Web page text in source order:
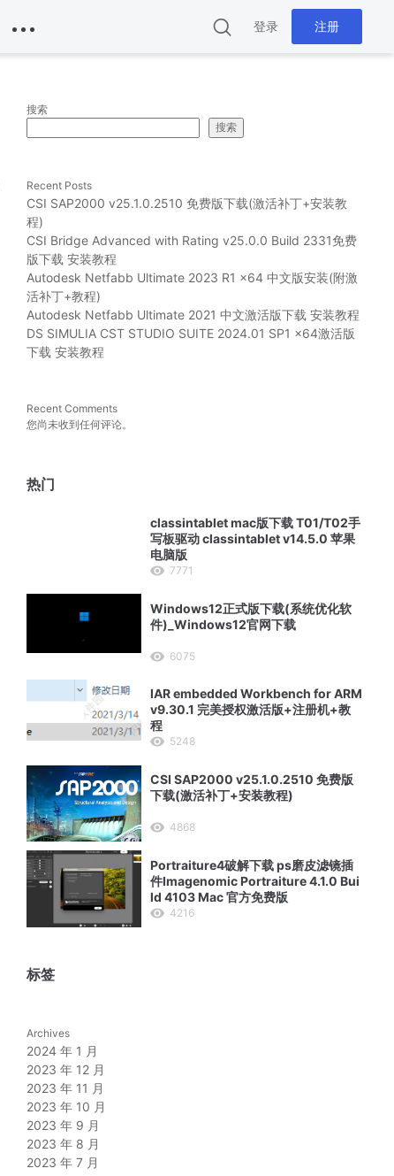
登录 注册
搜索
搜索
Recent Posts
CSI SAP2000 v25.1.0.2510 免费版下载(激活补丁+安装教
程)
CSI Bridge Advanced with Rating v25.0.0 Build 2331免费
版下载 安装教程
Autodesk Netfabb Ultimate 2023 R1 x64 中文版安装(附激
活补丁+教程)
Autodesk Netfabb Ultimate 2021 中文激活版下载 安装教程
DS SIMULIA CST STUDIO SUITE 2024.01 SP1 x64激活版
下载 安装教程
Recent Comments
您尚未收到任何评论。
热门
classintablet mac版下载 T01/T02手
写板驱动 classintablet v14.5.0 苹果
电脑版
7771
Windows12正式版下载(系统优化软
件)_Windows12官网下载
6075
IAR embedded Workbench for ARM
v9.30.1 完美授权激活版+注册机+教
程
5248
CSI SAP2000 v25.1.0.2510 免费版
下载(激活补丁+安装教程)
4868
Portraiture4破解下载 ps磨皮滤镜插
件Imagenomic Portraiture 4.1.0 Bui
ld 4103 Mac 官方免费版
4216
标签
Archives
2024 年 1 月
2023 年 12 月
2023 年 11 月
2023 年 10 月
2023 年 9 月
2023 年 8 月
2023 年 7 月